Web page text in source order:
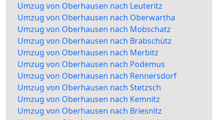
Umzug von Oberhausen nach Leuteritz
Umzug von Oberhausen nach Oberwartha
Umzug von Oberhausen nach Mobschatz
Umzug von Oberhausen nach Brabschütz
Umzug von Oberhausen nach Merbitz
Umzug von Oberhausen nach Podemus
Umzug von Oberhausen nach Rennersdorf
Umzug von Oberhausen nach Stetzsch
Umzug von Oberhausen nach Kemnitz
Umzug von Oberhausen nach Briesnitz